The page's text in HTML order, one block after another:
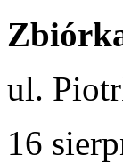
ul.
16